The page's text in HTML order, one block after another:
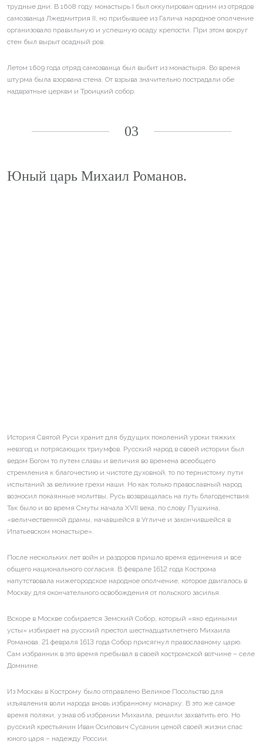
трудные дни. В 1608 году монастырь I был оккупирован одним из отрядов
самозванца Лжедмитрия II, но прибывшее из Галича народное ополчение
организовало правильную и успешную осаду крепости. При этом вокруг
стен был вырыт осадный ров.
Летом 1609 года отряд самозванца был выбит из монастыря. Во время
штурма была взорвана стена. От взрыва значительно пострадали обе
надвратные церкви и Троицкий собор.
03
Юный царь Михаил Романов.
История Святой Руси хранит для будущих поколений уроки тяжких
невзгод и потрясающих триумфов. Русский народ в своей истории был
ведом Богом то путем славы и величия во времена всеобщего
стремления к благочестию и чистоте духовной, то по тернистому пути
испытаний за великие грехи наши. Но как только православный народ
возносил покаянные молитвы, Русь возвращалась на путь благоденствия.
Так было и во время Смуты начала XVII века, по слову Пушкина,
«величественной драмы, начавшейся в Угличе и закончившейся в
Ипатьевском монастыре».
После нескольких лет войн и раздоров пришло время единения и все
общего национального согласия. В феврале 1612 года Кострома
напутствовала нижегородское народное ополчение, которое двигалось в
Москву для окончательного освобождения от польского засилья.
Вскоре в Москве собирается Земский Собор, который «яко едиными
усты» избирает на русский престол шестнадцатилетнего Михаила
Романова. 21 февраля 1613 года Собор присягнул православному царю.
Сам избранник в это время пребывал в своей костромской вотчине – селе
Домнине.
Из Москвы в Кострому было отправлено Великое Посольство для
изъявления воли народа вновь избранному монарху. В это же самое
время поляки, узнав об избрании Михаила, решили захватить его. Но
русский крестьянин Иван Осипович Сусанин ценой своей жизни спас
юного царя – надежду России.